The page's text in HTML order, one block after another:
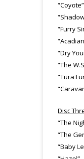
“Furry
“Dry
“The
“Tura
Disc
“The
“The
“Baby